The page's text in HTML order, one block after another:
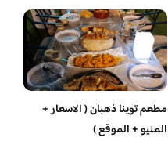
مطعم توينا ذهبان ( الاسعار +
المنيو + الموقع )